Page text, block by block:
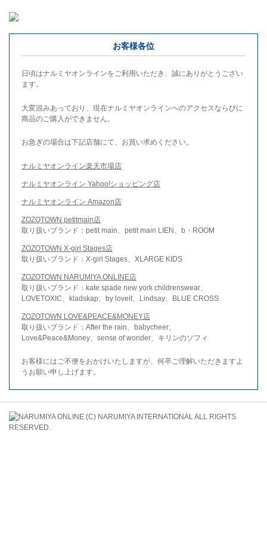
お客様各位
日頃はナルミヤオンラインをご利用いただき、誠にありがとうござい
ます。
大変混みあっており、現在ナルミヤオンラインへのアクセスならびに
商品のご購入ができません。
お急ぎの場合は下記店舗にて、お買い求めください。
ナルミヤオンライン楽天市場店
ナルミヤオンライン Yahoo!ショッピング店
ナルミヤオンライン Amazon店
ZOZOTOWN petitmain店
取り扱いブランド：petit main、petit main LIEN、b・ROOM
ZOZOTOWN X-girl Stages店
取り扱いブランド：X-girl Stages、XLARGE KIDS
ZOZOTOWN NARUMIYA ONLINE店
取り扱いブランド：kate spade new york childrenswear、
LOVETOXIC、kladskap、by loveit、Lindsay、BLUE CROSS
ZOZOTOWN LOVE&PEACE&MONEY店
取り扱いブランド：After the rain、babycheer、
Love&Peace&Money、sense of wonder、キリンのソフィ
お客様にはご不便をおかけいたしますが、何卒ご理解いただきますよ
うお願い申し上げます。